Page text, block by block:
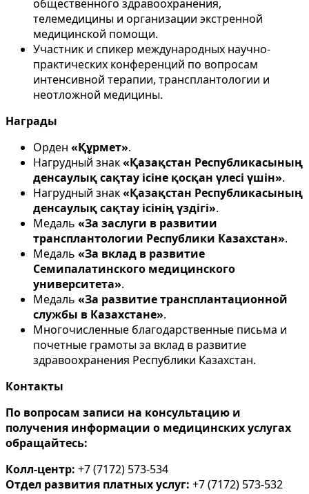
общественного здравоохранения,
телемедицины и организации экстренной
медицинской помощи.
Участник и спикер международных научно-
практических конференций по вопросам
интенсивной терапии, трансплантологии и
неотложной медицины.
Награды
Орден «Құрмет».
Нагрудный знак«Қазақстан Республикасының
денсаулық сақтау ісіне қосқан үлесі үшін».
Нагрудный знак«Қазақстан Республикасының
денсаулық сақтау ісінің үздігі».
Медаль «За заслуги в развитии
трансплантологии Республики Казахстан».
Медаль «За вклад в развитие
Семипалатинского медицинского
университета».
Медаль «За развитие трансплантационной
службы в Казахстане».
Многочисленные благодарственные письма и
почетные грамоты за вклад в развитие
здравоохранения Республики Казахстан.
Контакты
По вопросам записи на консультацию и
получения информации о медицинских услугах
обращайтесь:
Колл-центр: +7 (7172) 573-534
Отдел развития платных услуг: +7 (7172) 573-532